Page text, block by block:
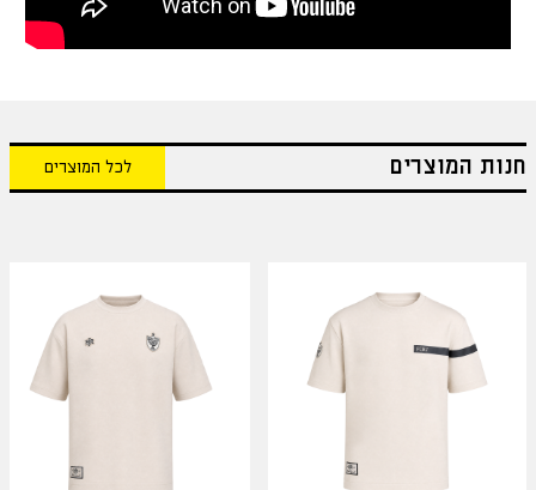
חנות המוצרים לכל המוצרים